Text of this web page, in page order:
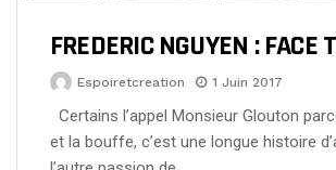
FREDERIC NGUYEN : FACE
Espoiretcreation 1 Juin 2017
Certains l’appel Monsieur Glouton
et la bouffe, c’est une longue histoire